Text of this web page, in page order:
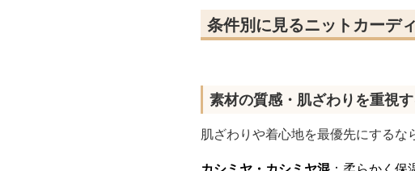
条件別に見るニットカーデ
素材の質感・肌ざわりを重視
肌ざわりや着心地を最優先にするな